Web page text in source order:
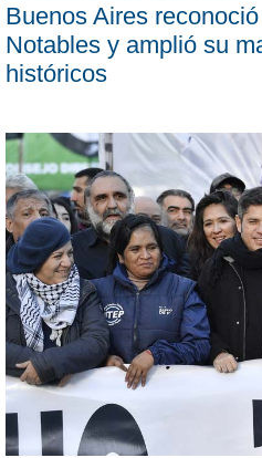
Buenos Aires
Notables y amplió su
históricos